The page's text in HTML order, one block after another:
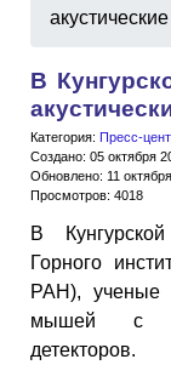
В
Категория: Пресс-
Создано: 05 октября
Обновлено: 11
Просмотров: 4018
В
Горного
РАН), ученые
мышей с
детекторов.